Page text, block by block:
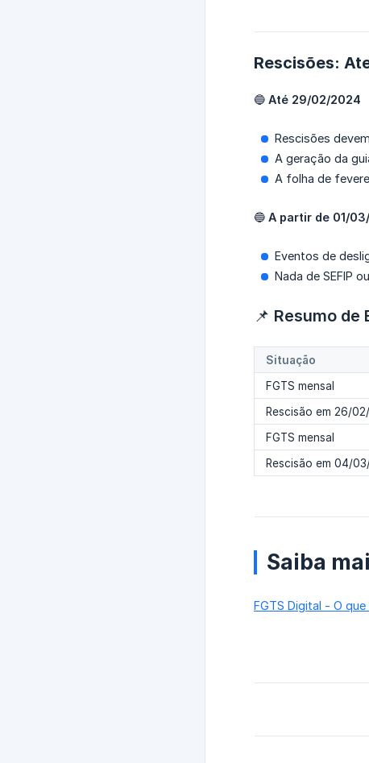
Rescisões:
🔵 Até 29/02/2024
Rescisões
A geração da
A folha de
🔵 A partir de 01/
Eventos de
Nada de SEFIP
📌 Resumo de
Situação
FGTS mensal
Rescisão em 26/
FGTS mensal
Rescisão em 04/
Saiba
FGTS Digital - O